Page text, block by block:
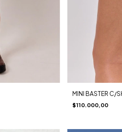
MINI BASTER C/
$110.000,00